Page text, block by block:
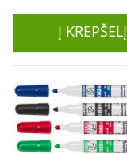
Į KREPŠELĮ